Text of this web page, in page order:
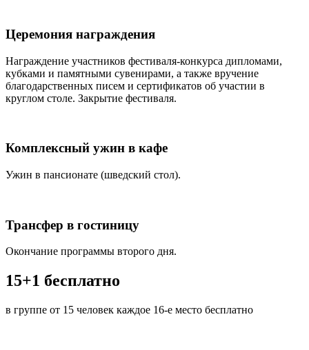
Церемония награждения
Награждение участников фестиваля-конкурса дипломами,
кубками и памятными сувенирами, а также вручение
благодарственных писем и сертификатов об участии в
круглом столе. Закрытие фестиваля.
Комплексный ужин в кафе
Ужин в пансионате (шведский стол).
Трансфер в гостиницу
Окончание программы второго дня.
15+1 бесплатно
в группе от 15 человек каждое 16-е место бесплатно